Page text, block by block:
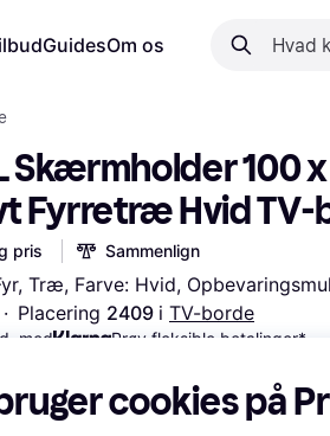
GuidesOm os
Skærmholder 100 x
Fyrretræ Hvid TV-
pris Sammenlign
Træ, Farve: Hvid,
· Placering 2409 i TV-borde
med Prøv fleksible betalinger*
cookies på